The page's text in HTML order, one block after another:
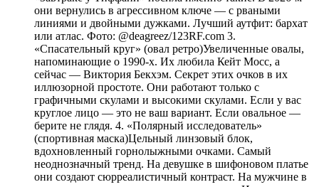
они вернулись в агрессивном ключе — с рваными
линиями и двойными дужками. Лучший аутфит: бархат
или атлас. Фото: @deagreez/123RF.com 3.
«Спасательный круг» (овал ретро)Увеличенные овалы,
напоминающие о 1990-х. Их любила Кейт Мосс, а
сейчас — Виктория Бекхэм. Секрет этих очков в их
иллюзорной простоте. Они работают только с
графичными скулами и высокими скулами. Если у вас
круглое лицо — это не ваш вариант. Если овальное —
берите не глядя. 4. «Полярный исследователь»
(спортивная маска)Цельный линзовый блок,
вдохновленный горнолыжными очками. Самый
неоднозначный тренд. На девушке в шифоновом платье
они создают сюрреалистичный контраст. На мужчине в